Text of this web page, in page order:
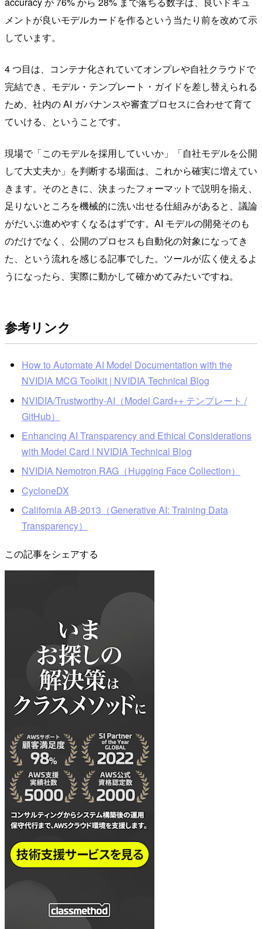
メントが良いモデルカードを作るという当たり前を改めて示
しています。
4 つ目は、コンテナ化されていてオンプレや自社クラウドで
完結でき、モデル・テンプレート・ガイドを差し替えられる
ため、社内の AI ガバナンスや審査プロセスに合わせて育て
ていける、ということです。
現場で「このモデルを採用していいか」「自社モデルを公開
して大丈夫か」を判断する場面は、これから確実に増えてい
きます。そのときに、決まったフォーマットで説明を揃え、
足りないところを機械的に洗い出せる仕組みがあると、議論
がだいぶ進めやすくなるはずです。AI モデルの開発そのも
のだけでなく、公開のプロセスも自動化の対象になってき
た、という流れを感じる記事でした。ツールが広く使えるよ
うになったら、実際に動かして確かめてみたいですね。
参考リンク
How to Automate AI Model Documentation with the
NVIDIA MCG Toolkit | NVIDIA Technical Blog
NVIDIA/Trustworthy-AI（Model Card++ テンプレート /
GitHub）
Enhancing AI Transparency and Ethical Considerations
with Model Card | NVIDIA Technical Blog
NVIDIA Nemotron RAG（Hugging Face Collection）
CycloneDX
California AB-2013（Generative AI: Training Data
Transparency）
この記事をシェアする